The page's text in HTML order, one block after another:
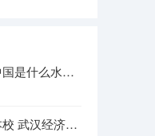
印度理工学院放在中国是什么水平？
湖北经济学院是几本校 武汉经济学院是几本